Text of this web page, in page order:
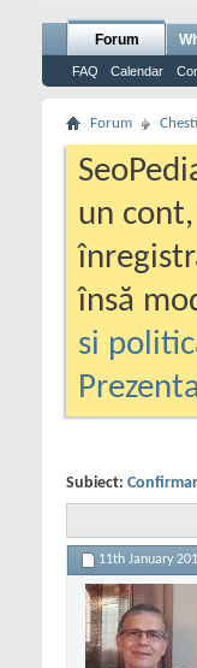
Forum
FAQ Calendar
Forum
un
însă
si
Subiect:
11th January